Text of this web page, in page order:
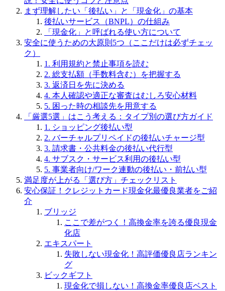
まず理解したい「後払い」と「現金化」の基本
後払いサービス（BNPL）の仕組み
「現金化」と呼ばれる使い方について
安全に使うための大原則5つ（ここだけは必ずチェッ
ク）
1. 利用規約と禁止事項を読む
2. 総支払額（手数料含む）を把握する
3. 返済日を先に決める
4. 本人確認や適正な審査はむしろ安心材料
5. 困った時の相談先を用意する
「厳選5選」はこう考える：タイプ別の選び方ガイド
1. ショッピング後払い型
2. バーチャルプリペイドの後払いチャージ型
3. 請求書・公共料金の後払い代行型
4. サブスク・サービス利用の後払い型
5. 事業者向け/ワーク連動の後払い・前払い型
満足度が上がる「選び方」チェックリスト
安心保証！クレジットカード現金化最優良業者をご紹
介
ブリッジ
ここで差がつく！高換金率を誇る優良現金
化店
エキスパート
失敗しない現金化！高評価優良店ランキン
グ
ビックギフト
現金化で損しない！高換金率優良店ベスト